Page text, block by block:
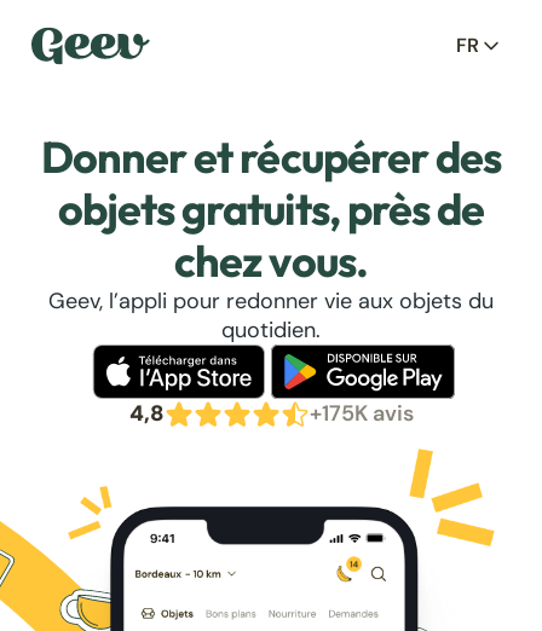
FR
Donner et récupérer des
objets gratuits, près de
chez vous.
Geev, l’appli pour redonner vie aux objets du
quotidien.
4,8 +175K avis